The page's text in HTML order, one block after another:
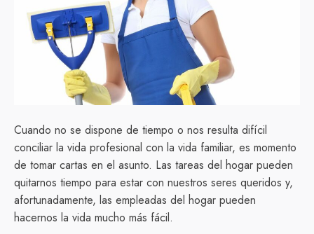
Cuando no se dispone de tiempo o nos resulta difícil
conciliar la vida profesional con la vida familiar, es momento
de tomar cartas en el asunto. Las tareas del hogar pueden
quitarnos tiempo para estar con nuestros seres queridos y,
afortunadamente, las empleadas del hogar pueden
hacernos la vida mucho más fácil.